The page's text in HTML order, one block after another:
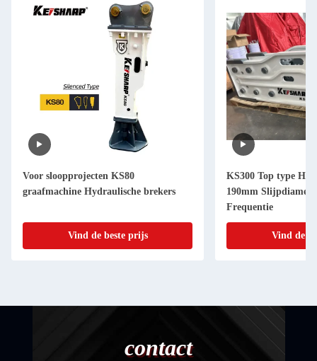
Voor sloopprojecten KS80
graafmachine Hydraulische brekers
Vind de beste prijs
KS300 Top type
190mm
Frequentie
Vind de
contact